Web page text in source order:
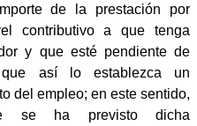
de la prestación por
contributivo a que tenga
y que esté pendiente de
que así lo establezca un
del empleo; en este sentido,
se ha previsto dicha